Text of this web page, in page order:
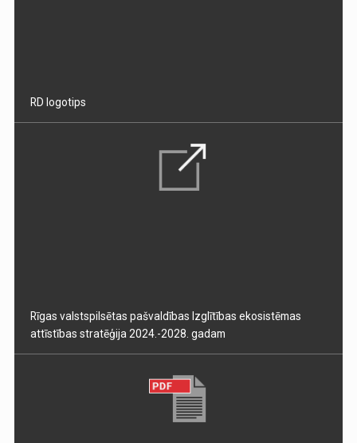
RD logotips
Rīgas valstspilsētas pašvaldības Izglītības ekosistēmas
attīstības stratēģija 2024.-2028. gadam